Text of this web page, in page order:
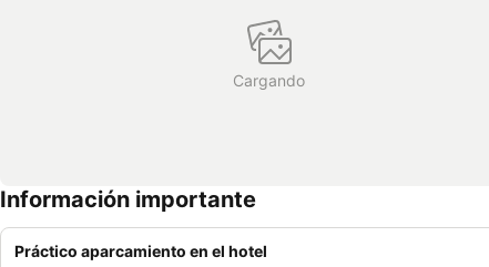
Cargando
Información importante
Práctico aparcamiento en el hotel